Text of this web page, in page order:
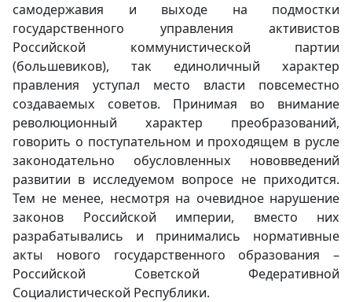
самодержавия и выходе на подмостки
государственного управления активистов
Российской коммунистической партии
(большевиков), так единоличный характер
правления уступал место власти повсеместно
создаваемых советов. Принимая во внимание
революционный характер преобразований,
говорить о поступательном и проходящем в русле
законодательно обусловленных нововведений
развитии в исследуемом вопросе не приходится.
Тем не менее, несмотря на очевидное нарушение
законов Российской империи, вместо них
разрабатывались и принимались нормативные
акты нового государственного образования –
Российской Советской Федеративной
Социалистической Республики.